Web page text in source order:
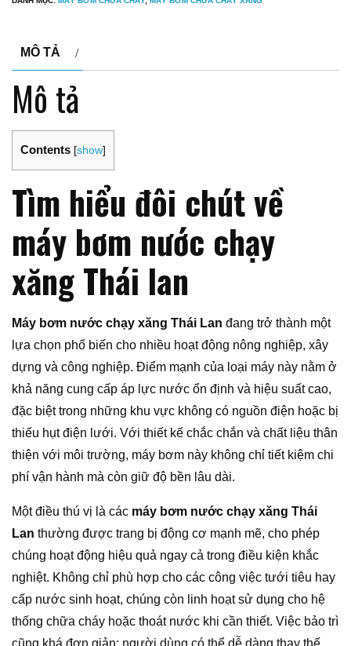
MÔ TẢ
Mô tả
Contents [show]
Tìm hiểu đôi chút về
máy bơm nước chạy
xăng Thái lan
Máy bơm nước chạy xăng Thái Lan đang trở thành một
lựa chọn phổ biến cho nhiều hoạt động nông nghiệp, xây
dựng và công nghiệp. Điểm mạnh của loại máy này nằm ở
khả năng cung cấp áp lực nước ổn định và hiệu suất cao,
đặc biệt trong những khu vực không có nguồn điện hoặc bị
thiếu hụt điện lưới. Với thiết kế chắc chắn và chất liệu thân
thiện với môi trường, máy bơm này không chỉ tiết kiệm chi
phí vận hành mà còn giữ độ bền lâu dài.
Một điều thú vị là các máy bơm nước chạy xăng Thái
Lan thường được trang bị động cơ mạnh mẽ, cho phép
chúng hoạt động hiệu quả ngay cả trong điều kiện khắc
nghiệt. Không chỉ phù hợp cho các công việc tưới tiêu hay
cấp nước sinh hoạt, chúng còn linh hoạt sử dụng cho hệ
thống chữa cháy hoặc thoát nước khi cần thiết. Việc bảo trì